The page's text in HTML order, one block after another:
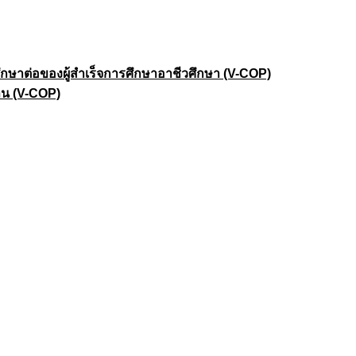
าต่อของผู้สำเร็จการศึกษาอาชีวศึกษา (V-COP)
(V-COP)